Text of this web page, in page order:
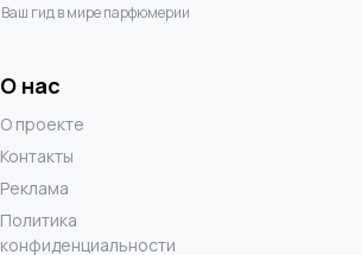
Ваш гид в мире парфюмерии
О нас
О проекте
Контакты
Реклама
Политика
конфиденциальности